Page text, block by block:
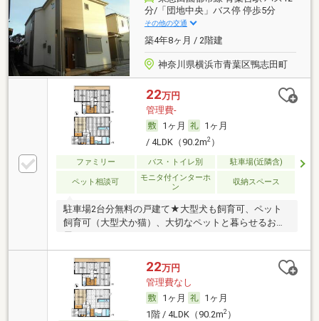
分/「団地中央」バス停 停歩5分
その他の交通
築4年8ヶ月 / 2階建
神奈川県横浜市青葉区鴨志田町
22万円
管理費-
1ヶ月
1ヶ月
/ 4LDK（90.2m2）
ファミリー バス・トイレ別 駐車場(近隣含)
ペット相談可
モニタ付インターホ
ン
収納スペース
駐車場2台分無料の戸建て★大型犬も飼育可、ペット
飼育可（大型犬か猫）、大切なペットと暮らせるお部
22万円
管理費なし
1ヶ月
1ヶ月
1階 / 4LDK（90.2m2）